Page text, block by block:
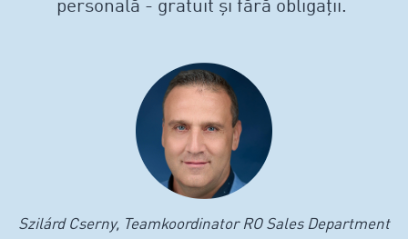
personală - gratuit și fără obligații.
Szilárd Cserny, Teamkoordinator RO Sales Department